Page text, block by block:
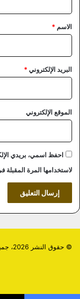
*
الاسم *
البريد الإلكتروني*
الموقع الإلكتروني
احفظ اسمي، بريدي
لاستخدامها المرة المقبلة
© حقوق النشر 2026، جميع الحقوق محفوظة |